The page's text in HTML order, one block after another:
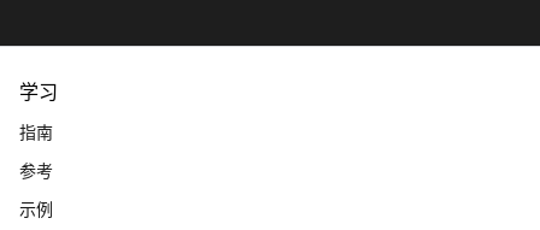
学习
指南
参考
示例